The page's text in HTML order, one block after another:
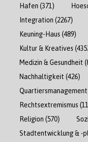
Hafen (371)
Integration (2267)
Keuning-Haus (489)
Kultur & Kreatives
Medizin & Gesundheit
Nachhaltigkeit (426)
Quartiersmanagement
Rechtsextremismus
Religion (570)
Stadtentwicklung & -